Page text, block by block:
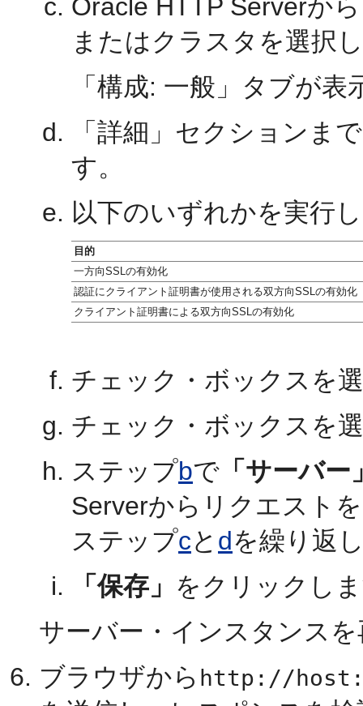
Oracle HTTP Serverか
またはクラスタを選択
「構成: 一般」タブが表
「詳細」セクションま
す。
以下のいずれかを実行
目的
一方向SSLの有効化
認証にクライアント証明書が使用される双方向SSLの有効化
クライアント証明書による双方向SSLの有効化
チェック・ボックスを
チェック・ボックスを
ステップbで 「サーバー
Serverからリクエスト
ステップcと dを繰り返
「保存」 をクリックし
サーバー・インスタンス
ブラウザから http://